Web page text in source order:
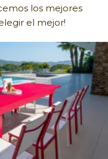
los mejores
el mejor!